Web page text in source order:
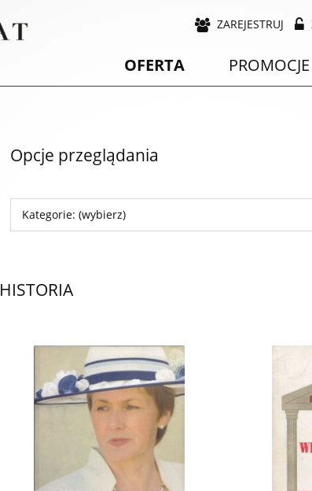
ZAREJESTRUJ
OFERTA PROMOCJE
Opcje przeglądania
Kategorie: (wybierz)
HISTORIA